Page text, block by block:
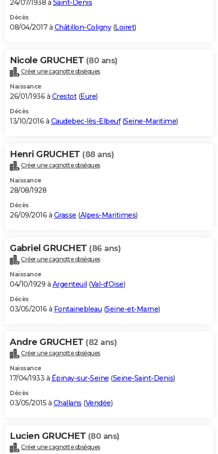
24/07/1938 à Saint-Denis
Décès
08/04/2017 à Châtillon-Coligny(Loiret)
Nicole GRUCHET (80 ans)
Créer une cagnotte obsèques
Naissance
26/01/1936 à Crestot(Eure)
Décès
13/10/2016 à Caudebec-lès-Elbeuf(Seine-Maritime)
Henri GRUCHET (88 ans)
Créer une cagnotte obsèques
Naissance
28/08/1928
Décès
26/09/2016 à Grasse (Alpes-Maritimes)
Gabriel GRUCHET (86 ans)
Créer une cagnotte obsèques
Naissance
04/10/1929 à Argenteuil (Val-d'Oise)
Décès
03/05/2016 à Fontainebleau (Seine-et-Marne)
Andre GRUCHET (82 ans)
Créer une cagnotte obsèques
Naissance
17/04/1933 à Épinay-sur-Seine (Seine-Saint-Denis)
Décès
03/05/2015 à Challans (Vendée)
Lucien GRUCHET (80 ans)
Créer une cagnotte obsèques